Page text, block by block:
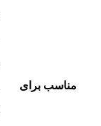
مناسب برای